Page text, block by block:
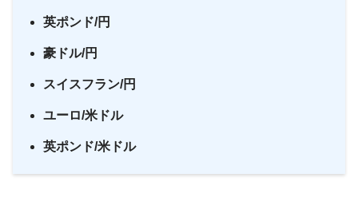
英ポンド/円
豪ドル/円
スイスフラン/円
ユーロ/米ドル
英ポンド/米ドル